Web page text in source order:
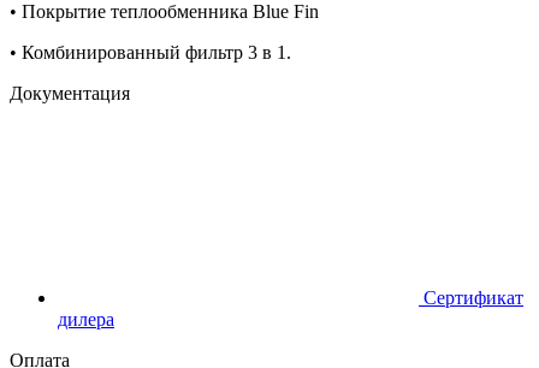
• Покрытие теплообменника Blue Fin
• Комбинированный фильтр 3 в 1.
Документация
Сертификат
дилера
Оплата